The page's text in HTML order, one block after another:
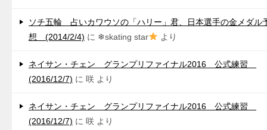
ソチ五輪 占いカワウソの「ハリー」君、日本選手の金メダル
想 (2014/2/4) に ❄skating star より
ネイサン・チェン グランプリファイナル2016 公式練習
(2016/12/7) に 咲 より
ネイサン・チェン グランプリファイナル2016 公式練習
(2016/12/7) に 咲 より